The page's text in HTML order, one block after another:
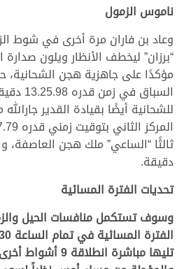
ناموس الزمول
وعاد بن فاران مرة أخرى في شوط
“برزان” ليخطف الأنظار ويلون صدارة
مؤكدًا على جاهزية هجن الشحانية،
السباق
للشحانية أيضًا بقيادة القدير
دقيقة.
تحديات الفترة المسائية
وسوف تستكمل منافسات الحيل
تليها مباشرة